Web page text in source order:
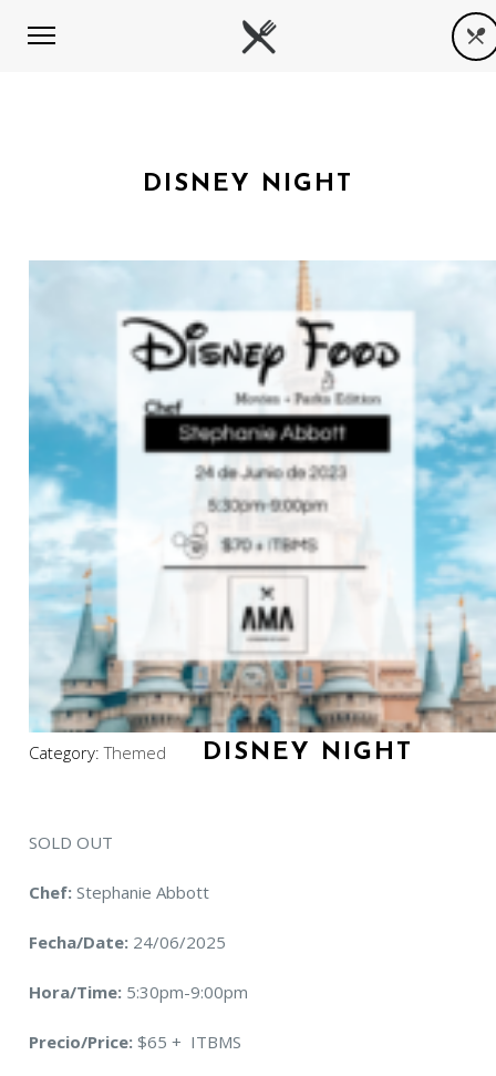
DISNEY NIGHT
Category:Themed DISNEY NIGHT
SOLD OUT
Chef:Stephanie Abbott
Fecha/Date: 24/06/2025
Hora/Time: 5:30pm-9:00pm
Precio/Price: $65 + ITBMS